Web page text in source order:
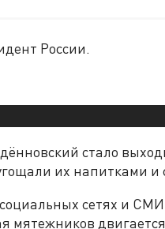
России.
стало
их напитками и
сетях и
мятежников